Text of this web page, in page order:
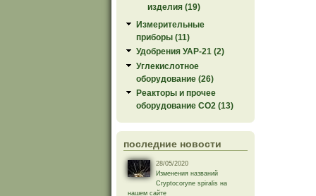
изделия (19)
Измерительные
приборы (11)
Удобрения УАР-21 (2)
Углекислотное
оборудование (26)
Реакторы и прочее
оборудование СО2 (13)
последние новости
28/05/2020
Изменения названий
Cryptocoryne spiralis на
нашем сайте